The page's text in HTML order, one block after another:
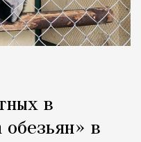
в
обезьян» в